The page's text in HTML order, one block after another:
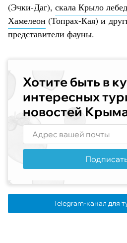
(Эчки-Даг), скала Крыло
Хамелеон (Топрах-Кая) и
представители фауны.
Хотите быть в
интересных
новостей
Telegram-канал для